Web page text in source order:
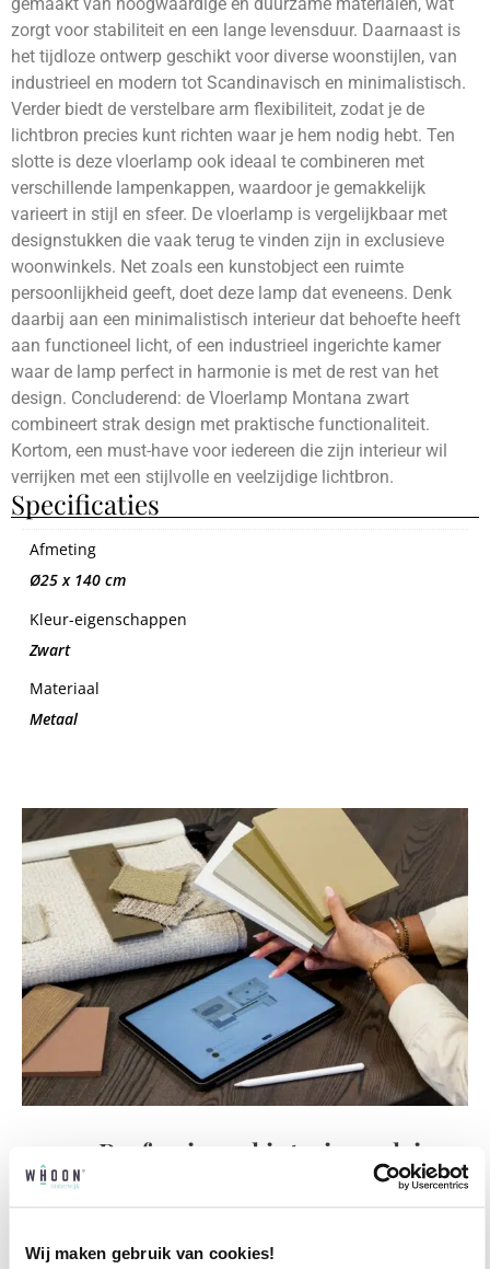
Wij maken gebruik van cookies!
zorgt voor stabiliteit en een lange levensduur. Daarnaast is
het tijdloze ontwerp geschikt voor diverse woonstijlen, van
industrieel en modern tot Scandinavisch en minimalistisch.
Verder biedt de verstelbare arm flexibiliteit, zodat je de
lichtbron precies kunt richten waar je hem nodig hebt. Ten
slotte is deze vloerlamp ook ideaal te combineren met
verschillende lampenkappen, waardoor je gemakkelijk
varieert in stijl en sfeer. De vloerlamp is vergelijkbaar met
designstukken die vaak terug te vinden zijn in exclusieve
woonwinkels. Net zoals een kunstobject een ruimte
persoonlijkheid geeft, doet deze lamp dat eveneens. Denk
daarbij aan een minimalistisch interieur dat behoefte heeft
aan functioneel licht, of een industrieel ingerichte kamer
waar de lamp perfect in harmonie is met de rest van het
design. Concluderend: de Vloerlamp Montana zwart
combineert strak design met praktische functionaliteit.
Kortom, een must-have voor iedereen die zijn interieur wil
verrijken met een stijlvolle en veelzijdige lichtbron.
Specificaties
Afmeting
Ø25 x 140 cm
Kleur-eigenschappen
Zwart
Materiaal
Metaal
Professioneel interieuradvies
Onze professionele interieurstylisten creeëren
passend interieuradvies.